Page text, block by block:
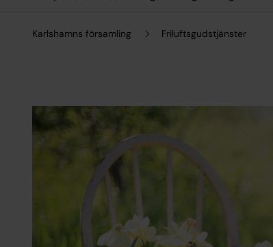
Karlshamns församling Friluftsgudstjänster